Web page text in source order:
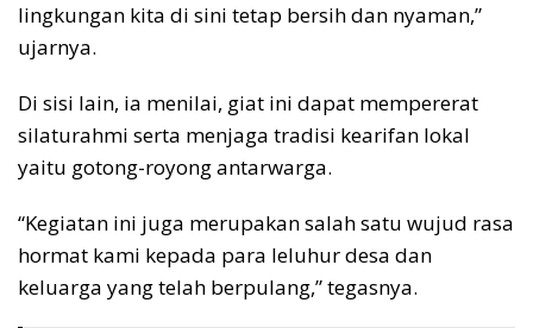
lingkungan kita di sini tetap bersih dan nyaman,”
ujarnya.
Di sisi lain, ia menilai, giat ini dapat mempererat
silaturahmi serta menjaga tradisi kearifan lokal
yaitu gotong-royong antarwarga.
“Kegiatan ini juga merupakan salah satu wujud rasa
hormat kami kepada para leluhur desa dan
keluarga yang telah berpulang,” tegasnya.